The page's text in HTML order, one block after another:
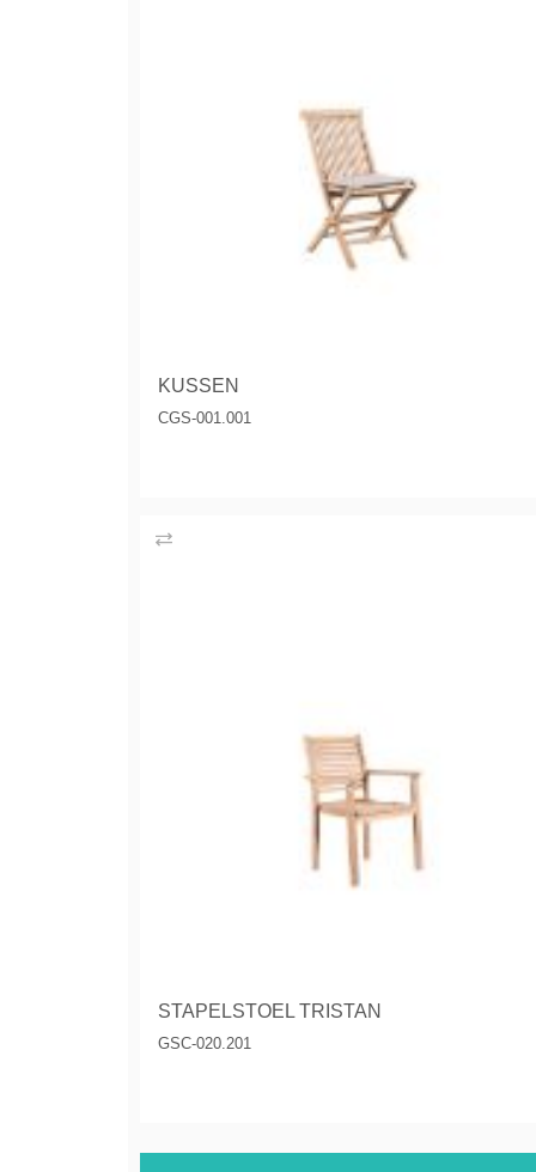
KUSSEN
CGS-001.001
STAPELSTOEL TRISTAN
GSC-020.201